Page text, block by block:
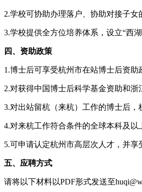
2.学校可协助办理落户、协助对接子女
3.学校提供全方位培养体系，设立“西
四、资助政策
1.博士后可享受杭州市在站博士后资助
2.对获得中国博士后科学基金资助和浙
3.对出站留杭（来杭）工作的博士后，
4.对来杭工作符合条件的全球本科及
5.可申请认定杭州市高层次人才，并享
五、应聘方式
请将以下材料以PDF形式发送至